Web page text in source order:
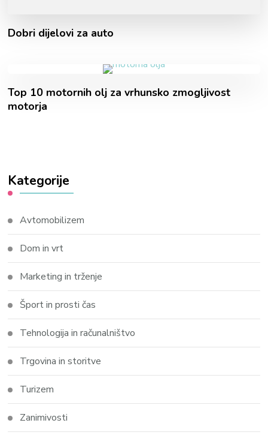
Dobri dijelovi za auto
Top 10 motornih olj za vrhunsko zmogljivost
motorja
Kategorije
Avtomobilizem
Dom in vrt
Marketing in trženje
Šport in prosti čas
Tehnologija in računalništvo
Trgovina in storitve
Turizem
Zanimivosti